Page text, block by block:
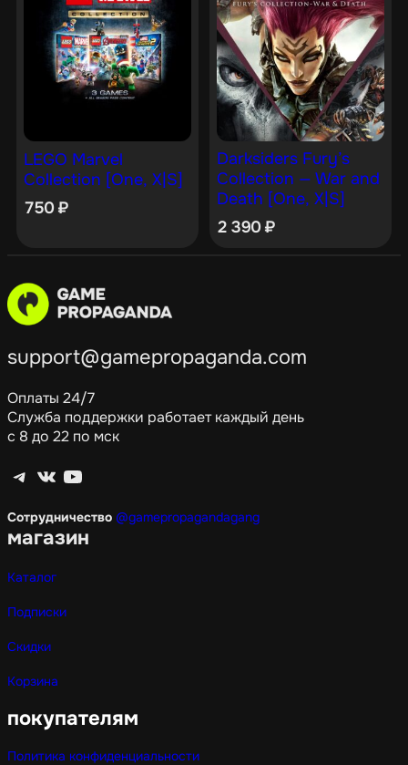
LEGO Marvel
Collection [One, X|S]
750₽
Darksiders Fury’s
Collection — War and
Death [One, X|S]
2 390₽
support@gamepropaganda.com
Оплаты 24/7
Служба поддержки работает каждый день
с 8 до 22 по мск
Telegram ВКонтакте YouTube
Сотрудничество @gamepropagandagang
магазин
Каталог
Подписки
Скидки
Корзина
покупателям
Политика конфиденциальности